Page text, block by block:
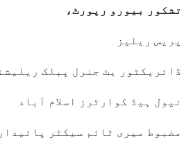
تشکور بیورو رپورٹ،
پریس ریلیز
ڈائریکٹور یٹ جنرل پبلک
نیول ہیڈ کوارٹرز اسلام آباد
مضبوط میری ٹائم سیکٹر